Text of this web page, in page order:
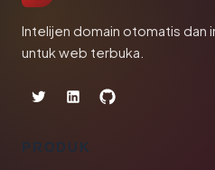
Intelijen domain otomatis dan
untuk web terbuka.
PRODUK